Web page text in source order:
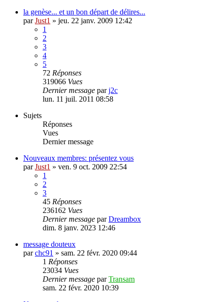
la genèse... et un bon départ de délires...
parJust1 » jeu. 22 janv. 2009 12:42
1
2
3
4
5
72 Réponses
319066 Vues
Dernier message parj2c
lun. 11 juil. 2011 08:58
Sujets
Réponses
Vues
Dernier message
Nouveaux membres: présentez vous
parJust1 » ven. 9 oct. 2009 22:54
1
2
3
45 Réponses
236162 Vues
Dernier message parDreambox
dim. 8 janv. 2023 12:46
message douteux
parchc91 » sam. 22 févr. 2020 09:44
1 Réponses
23034 Vues
Dernier message parTransam
sam. 22 févr. 2020 10:39